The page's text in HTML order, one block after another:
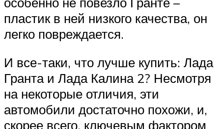
пластик в ней низкого качества, он
легко повреждается.
И все-таки, что лучше купить: Лада
Гранта и Лада Калина 2? Несмотря
на некоторые отличия, эти
автомобили достаточно похожи, и,
скорее всего, ключевым фактором